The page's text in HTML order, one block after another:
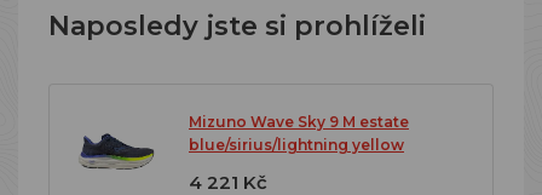
Naposledy jste si prohlíželi
Mizuno Wave Sky 9 M estate
blue/sirius/lightning yellow
4 221 Kč